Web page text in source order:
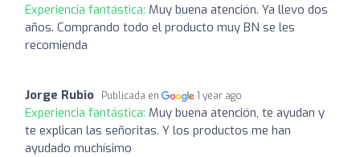
Experiencia fantástica: Muy buena atención. Ya llevo dos
años. Comprando todo el producto muy BN se les
recomienda
Jorge Rubio Publicada en 1 year ago
Experiencia fantástica: Muy buena atención, te ayudan y
te explican las señoritas. Y los productos me han
ayudado muchísimo